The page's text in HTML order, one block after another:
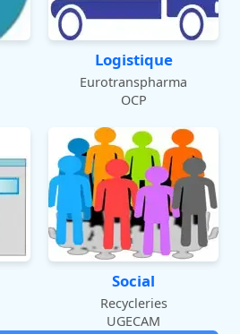
Logistique
Eurotranspharma
OCP
Social
Recycleries
UGECAM